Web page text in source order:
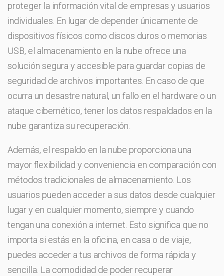
proteger la información vital de empresas y usuarios
individuales. En lugar de depender únicamente de
dispositivos físicos como discos duros o memorias
USB, el almacenamiento en la nube ofrece una
solución segura y accesible para guardar copias de
seguridad de archivos importantes. En caso de que
ocurra un desastre natural, un fallo en el hardware o un
ataque cibernético, tener los datos respaldados en la
nube garantiza su recuperación.
Además, el respaldo en la nube proporciona una
mayor flexibilidad y conveniencia en comparación con
métodos tradicionales de almacenamiento. Los
usuarios pueden acceder a sus datos desde cualquier
lugar y en cualquier momento, siempre y cuando
tengan una conexión a internet. Esto significa que no
importa si estás en la oficina, en casa o de viaje,
puedes acceder a tus archivos de forma rápida y
sencilla. La comodidad de poder recuperar